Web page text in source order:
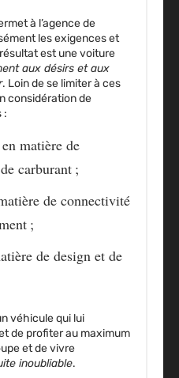
à l’agence de
les exigences et
est une voiture
aux désirs et aux
. Loin de se limiter à ces
considération de
:
matière de
carburant ;
de connectivité
;
de design et de
véhicule qui lui
de profiter au maximum
et de vivre
inoubliable.